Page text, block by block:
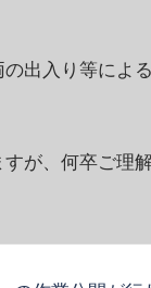
出入り等によ
が、何卒ご理